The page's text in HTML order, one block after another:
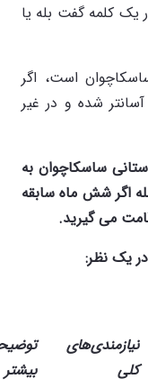
کلمه گفت بله یا
است، اگر
شده و در غیر
ساسکاچوان به
اگر شش ماه سابقه
می گیرید.
یک نظر:
نیازمندی‌های
کلی
بیشتر